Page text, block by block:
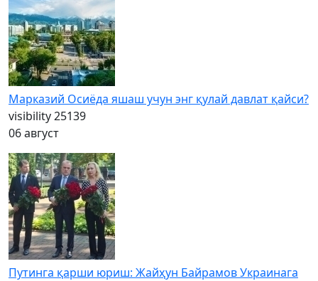
Марказий Осиёда яшаш учун энг қулай давлат қайси?
visibility25139
06 август
Путинга қарши юриш: Жайҳун Байрамов Украинага